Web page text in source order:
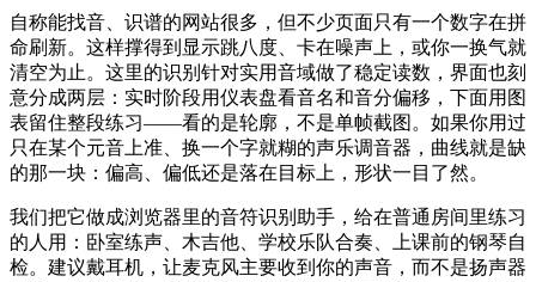
自称能找音、识谱的网站很多，但不少页面只有一个数字在拼
命刷新。这样撑得到显示跳八度、卡在噪声上，或你一换气就
清空为止。这里的识别针对实用音域做了稳定读数，界面也刻
意分成两层：实时阶段用仪表盘看音名和音分偏移，下面用图
表留住整段练习——看的是轮廓，不是单帧截图。如果你用过
只在某个元音上准、换一个字就糊的声乐调音器，曲线就是缺
的那一块：偏高、偏低还是落在目标上，形状一目了然。
我们把它做成浏览器里的音符识别助手，给在普通房间里练习
的人用：卧室练声、木吉他、学校乐队合奏、上课前的钢琴自
检。建议戴耳机，让麦克风主要收到你的声音，而不是扬声器